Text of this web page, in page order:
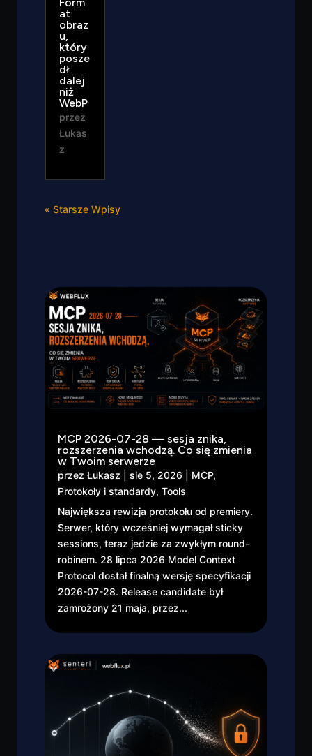
at
obraz
u,
który
posze
dł
dalej
niż
WebP
przez
Łukas
z
« Starsze Wpisy
MCP 2026-07-28 — sesja znika,
rozszerzenia wchodzą. Co się zmienia
w Twoim serwerze
przez Łukasz sie 5, 2026 MCP,
Protokoły i standardy, Tools
Największa rewizja protokołu od premiery.
Serwer, który wcześniej wymagał sticky
sessions, teraz jedzie za zwykłym round-
robinem. 28 lipca 2026 Model Context
Protocol dostał finalną wersję specyfikacji
2026-07-28. Release candidate był
zamrożony 21 maja, przez...